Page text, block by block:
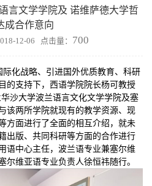
言文学学院及 诺维萨德大学哲
成合作意向
12-06 点击量： 700
化战略、引进国外优质教育、科研
的支持下，西语学院院长杨可教授
沙大学波兰语言文化文学学院及塞
该两所学院就现有的教学资源、现
方面进行了全面的相互介绍，就未
出版、共同科研等方面的合作进行
语中心主任，波兰语专业兼塞尔维
尔维亚语专业负责人徐恒祎随行。